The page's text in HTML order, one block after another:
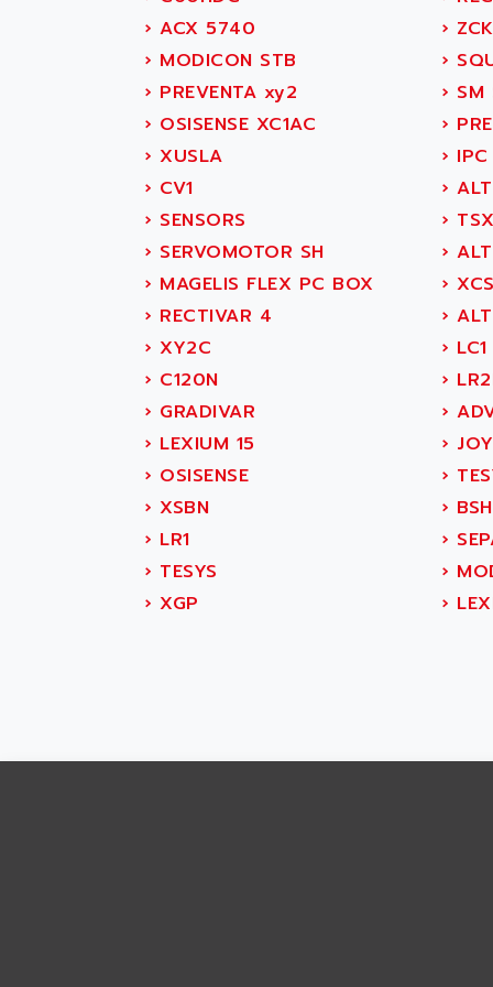
PANEL
OPERATOR PANEL
APRIL 2000
APRIL 7000
SMC50
SMC600
SMC25 et SMC 35
SMC 50 / SMC 600
SMC 600
SMC
ABASK
ABB
ABB AS ROBOTIC
ABB REPAIR DEPT
ABB ROBOTICS
ABC VISION
ABD
ABG
ABL
ABL SURSUM
ABLE SYSTEMS
ABLIC
ABOUTBATTERIE
ABRACON
ABS COMPUTERS
ABS SYSTEM
ABSOCODER
ABUS
ABUS ELECTRONIC
› ACX 5740 ›
› MODICON STB ›
› PREVENTA xy2 › SM
› OSISENSE XC1AC ›
› XUSLA ›
› CV1 ›
› SENSORS ›
› SERVOMOTOR SH ›
› MAGELIS FLEX PC BOX › XCS
› RECTIVAR 4 ›
› XY2C › LC1
› C120N ›
› GRADIVAR ›
› LEXIUM 15 ›
› OSISENSE ›
› XSBN › BSH
› LR1 ›
› TESYS ›
› XGP ›